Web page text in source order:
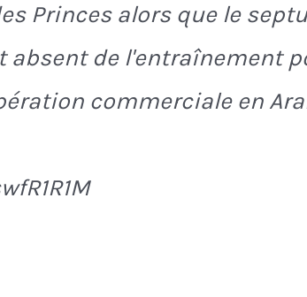
Princes alors que le
absent de l'entraînement
commerciale en